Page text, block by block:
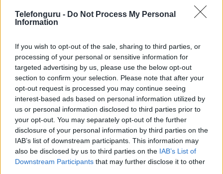
Telefonguru - Do Not Process My Personal
Information
If you wish to opt-out of the sale, sharing to third parties, or
processing of your personal or sensitive information for
targeted advertising by us, please use the below opt-out
section to confirm your selection. Please note that after your
opt-out request is processed you may continue seeing
interest-based ads based on personal information utilized by
us or personal information disclosed to third parties prior to
your opt-out. You may separately opt-out of the further
disclosure of your personal information by third parties on the
IAB’s list of downstream participants. This information may
also be disclosed by us to third parties on the IAB’s List of
Downstream Participants that may further disclose it to other
2026.06.14 | Android Police
Sok felhasználó külön alkalmazásokra esküszik, pedig az
amelyek maguktól dolgoznak a háttérben.
Ez a rejtett Samsung funkció teljesen
megváltoztatja a mobilhasználatot –
sokan mégsem tudnak róla
2026.07.12 | Android Central
Az Edge Panel az egyik leghasznosabb funkció, amely
jelentősen felgyorsítja a mindennapi használatot,
miközben a Pixel telefonokból továbbra is hiányzik.